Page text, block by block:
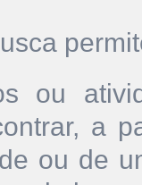
ou
a
ou de